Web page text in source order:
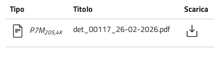
Tipo Titolo
Scarica
P7M205,4K det_00117_26-02-2026.pdf